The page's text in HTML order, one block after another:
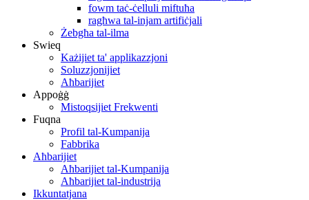
fowm taċ-ċelluli miftuħa
ragħwa tal-injam artifiċjali
Żebgħa tal-ilma
Swieq
Każijiet ta' applikazzjoni
Soluzzjonijiet
Aħbarijiet
Appoġġ
Mistoqsijiet Frekwenti
Fuqna
Profil tal-Kumpanija
Fabbrika
Aħbarijiet
Aħbarijiet tal-Kumpanija
Aħbarijiet tal-industrija
Ikkuntatjana